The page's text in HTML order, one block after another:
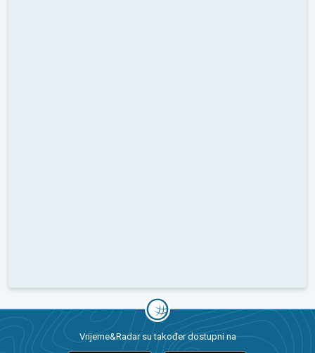
Vrijeme&Radar su također dostupni na